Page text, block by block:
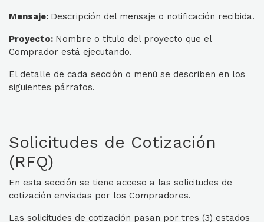
Mensaje: Descripción del mensaje o notificación recibida.
Proyecto: Nombre o título del proyecto que el
Comprador está ejecutando.
El detalle de cada sección o menú se describen en los
siguientes párrafos.
Solicitudes de Cotización
(RFQ)
En esta sección se tiene acceso a las solicitudes de
cotización enviadas por los Compradores.
Las solicitudes de cotización pasan por tres (3) estados